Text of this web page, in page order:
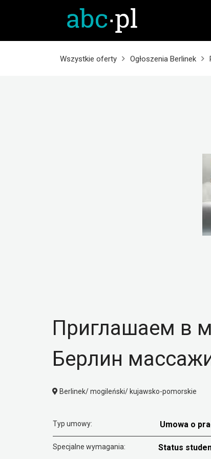
Wszystkie oferty Ogłoszenia Berlinek
Приглашаем в
Берлин
Berlinek/ mogileński/ kujawsko-pomorskie
Typ umowy: Umowa o
Specjalne wymagania: Status